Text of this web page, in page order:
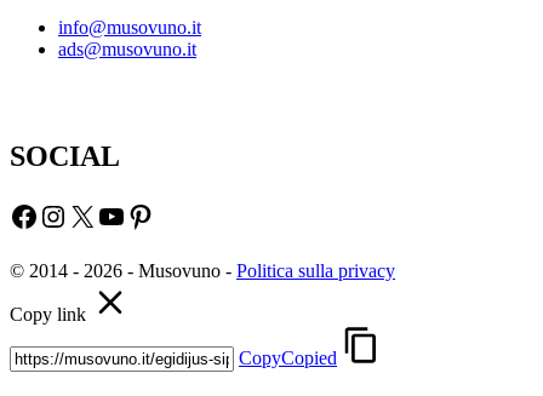
info@musovuno.it
ads@musovuno.it
SOCIAL
Facebook
Instagram
X YouTube
Pinterest
© 2014 - 2026 - Musovuno - Politica sulla privacy
Copy link
CopyCopied